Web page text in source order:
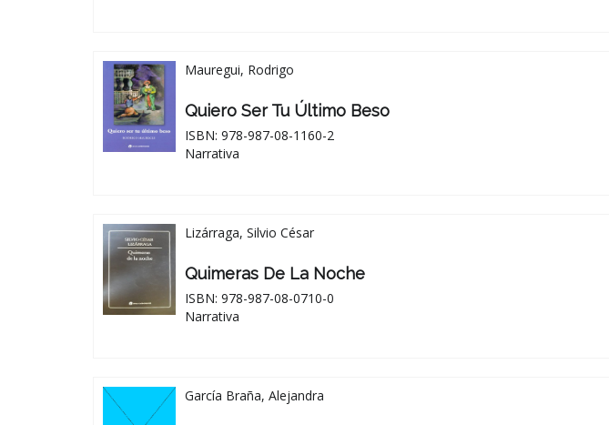
Mauregui, Rodrigo
Quiero Ser Tu Último Beso
ISBN: 978-987-08-1160-2
Narrativa
Lizárraga, Silvio César
Quimeras De La Noche
ISBN: 978-987-08-0710-0
Narrativa
García Braña, Alejandra